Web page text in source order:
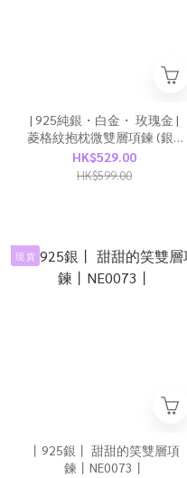
| 925純銀・白金・ 玫瑰金 |
菱格紋抱枕微雙層項鍊 (銀 /
玫瑰金) | NE0421 |
HK$529.00
HK$599.00
現 貨
丨925銀丨 甜甜的笑雙層項
鍊丨NE0073丨